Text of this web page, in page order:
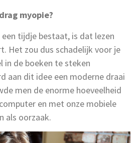
myopie?
tijdje bestaat, is dat lezen
Het zou dus schadelijk voor je
in de boeken te steken
aan dit idee een moderne draai
men de enorme hoeveelheid
en met onze mobiele
als oorzaak.